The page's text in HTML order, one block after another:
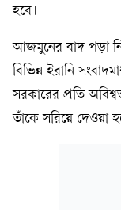
হবে।
আজমুনের বাদ পড়া
বিভিন্ন ইরানি
সরকারের প্রতি
তাঁকে সরিয়ে দেওয়া